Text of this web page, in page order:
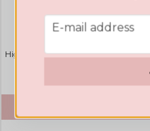
Liner Brush Dual
Highlights Bästsäljare
email
E-mail address